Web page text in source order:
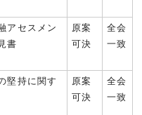
アセスメン
書
原案
可決
全会
一致
堅持に関す
原案
可決
全会
一致